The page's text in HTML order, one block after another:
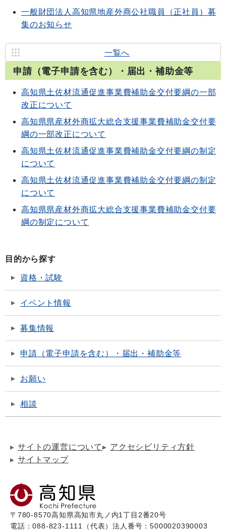
一般財団法人高知県地産外商公社職員（正社員）募
集のお知らせ
一覧へ
申請（電子申請を含む）・届出・補助金等
高知県土佐材流通促進事業費補助金交付要綱の一部
改正について
高知県県産材外商拡大総合支援事業費補助金交付要
綱の一部改正について
高知県土佐材流通促進事業費補助金交付要綱の制定
について
高知県土佐材流通促進事業費補助金交付要綱の制定
について
高知県県産材外商拡大総合支援事業費補助金交付要
綱の制定について
目的から探す
資格・試験
イベント情報
募集情報
申請（電子申請を含む）・届出・補助金等
お願い
相談
サイトの運営について
アクセシビリティ方針
サイトマップ
〒780-8570高知県高知市丸ノ内1丁目2番20号
電話：088-823-1111（代表）法人番号：5000020390003